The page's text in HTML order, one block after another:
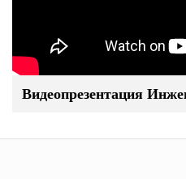
Видеопрезентация